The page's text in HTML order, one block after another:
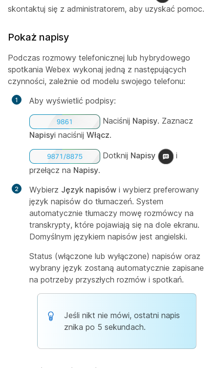
skontaktuj się z administratorem, aby uzyskać pomoc.
Pokaż napisy
Podczas rozmowy telefonicznej lub hybrydowego
spotkania Webex wykonaj jedną z następujących
czynności, zależnie od modelu swojego telefonu:
Aby wyświetlić podpisy:
Naciśnij Napisy. Zaznacz
Napisyi naciśnij Włącz.
Dotknij Napisy
i
przełącz na Napisy.
Wybierz Język napisów i wybierz preferowany
język napisów do tłumaczeń. System
automatycznie tłumaczy mowę rozmówcy na
transkrypty, które pojawiają się na dole ekranu.
Domyślnym językiem napisów jest angielski.
Status (włączone lub wyłączone) napisów oraz
wybrany język zostaną automatycznie zapisane
na potrzeby przyszłych rozmów i spotkań.
Jeśli nikt nie mówi, ostatni napis
znika po 5 sekundach.